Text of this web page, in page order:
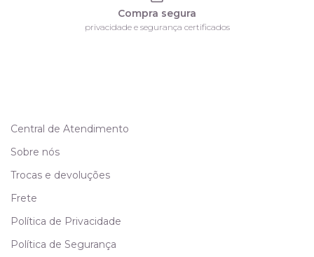
Compra segura
privacidade e segurança certificados
Central de Atendimento
Sobre nós
Trocas e devoluções
Frete
Política de Privacidade
Política de Segurança